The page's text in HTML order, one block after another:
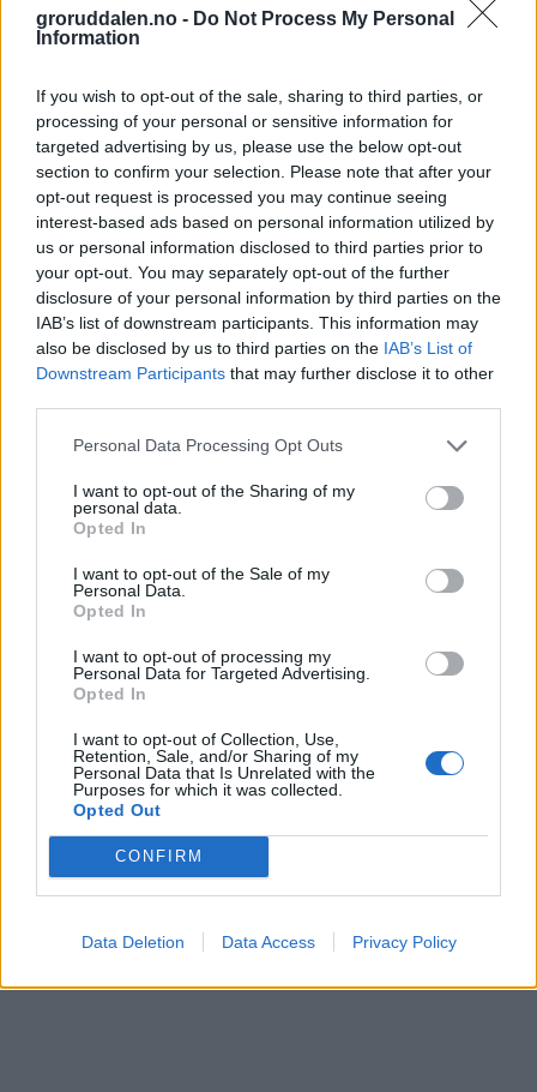
groruddalen.no - Do Not Process My Personal
Information
If you wish to opt-out of the sale, sharing to third parties, or
processing of your personal or sensitive information for
targeted advertising by us, please use the below opt-out
section to confirm your selection. Please note that after your
opt-out request is processed you may continue seeing
interest-based ads based on personal information utilized by
us or personal information disclosed to third parties prior to
your opt-out. You may separately opt-out of the further
disclosure of your personal information by third parties on the
IAB’s list of downstream participants. This information may
also be disclosed by us to third parties on the IAB’s List of
Downstream Participants that may further disclose it to other
Personal Data Processing Opt Outs
I want to opt-out of the Sharing of my
personal data.
Opted In
I want to opt-out of the Sale of my
Personal Data.
Opted In
I want to opt-out of processing my
Personal Data for Targeted Advertising.
Opted In
I want to opt-out of Collection, Use,
Retention, Sale, and/or Sharing of my
Personal Data that Is Unrelated with the
Purposes for which it was collected.
Opted Out
CONFIRM
Data Deletion Data Access Privacy Policy
To biler var torsdag formiddag involvert i en trafikkulykke ved
Ulvensplitten, like før avkjøringen til E6 nordgående. Uhellet førte
til legevakta med lettere skader, opplyser politiet. Den ene bilen skal
ha blitt såpass hardt skadet i ulykken at den ikke lenger var kjørbar
og måtte fjernes av bergingsbil før veien kunne gjenåpnes.
Nyheter
Skjer i Groruddalen
På forsiden nå
Mest lest siste syv dager
Ordføreren åpner Stovner bad